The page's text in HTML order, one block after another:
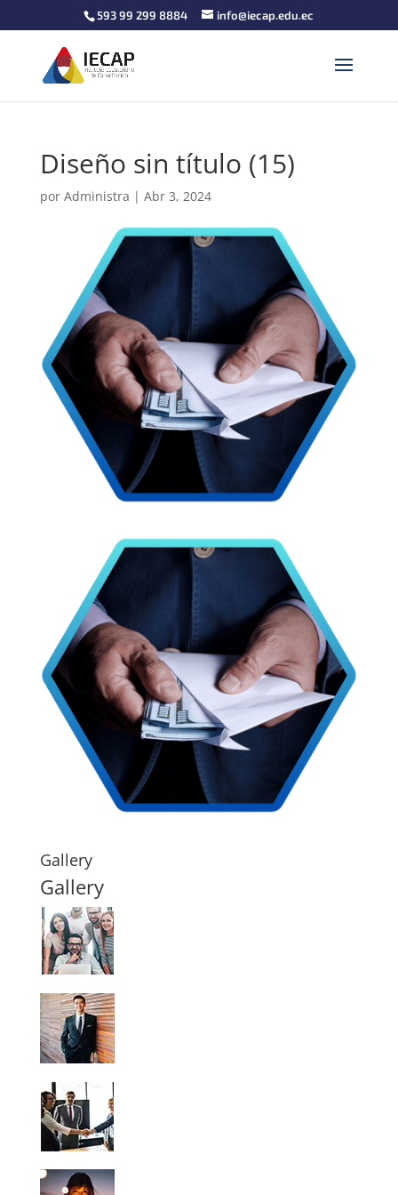
593 99 299 8884 info@iecap.edu.ec
Diseño sin título (15)
por Administra | Abr 3, 2024
Gallery
Gallery